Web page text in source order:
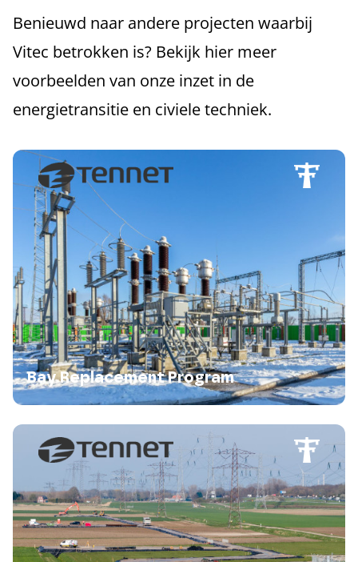
Benieuwd naar andere projecten waarbij
Vitec betrokken is? Bekijk hier meer
voorbeelden van onze inzet in de
energietransitie en civiele techniek.
Bay Replacement Program